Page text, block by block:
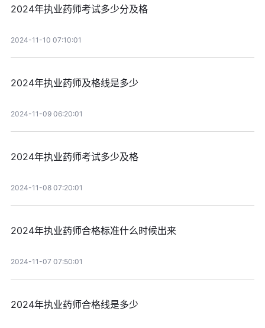
2024年执业药师考试多少分及格
2024-11-10 07:10:01
2024年执业药师及格线是多少
2024-11-09 06:20:01
2024年执业药师考试多少及格
2024-11-08 07:20:01
2024年执业药师合格标准什么时候出来
2024-11-07 07:50:01
2024年执业药师合格线是多少